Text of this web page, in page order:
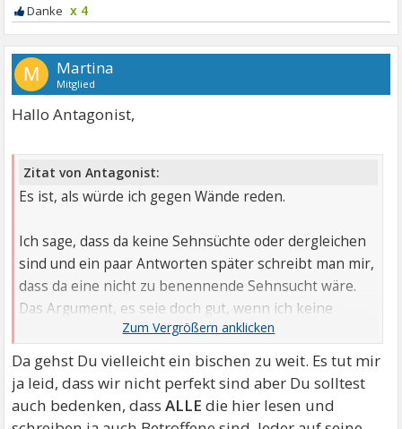
x 4
M Martina
Mitglied
Hallo Antagonist,
Zitat von Antagonist:
Es ist, als würde ich gegen Wände reden.
Ich sage, dass da keine Sehnsüchte oder dergleichen
sind und ein paar Antworten später schreibt man mir,
dass da eine nicht zu benennende Sehnsucht wäre.
Das Argument, es seie doch gut, wenn ich keine
schlechten Gefühle zu haben, ist auch selbsterklärend
schwachsinnig.
Da gehst Du vielleicht ein bischen zu weit. Es tut mir
ja leid, dass wir nicht perfekt sind aber Du solltest
auch bedenken, dassALLE die hier lesen und